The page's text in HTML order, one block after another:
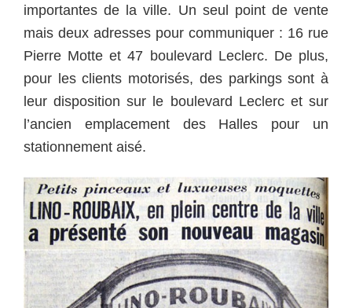
importantes de la ville. Un seul point de vente
mais deux adresses pour communiquer : 16 rue
Pierre Motte et 47 boulevard Leclerc. De plus,
pour les clients motorisés, des parkings sont à
leur disposition sur le boulevard Leclerc et sur
l’ancien emplacement des Halles pour un
stationnement aisé.